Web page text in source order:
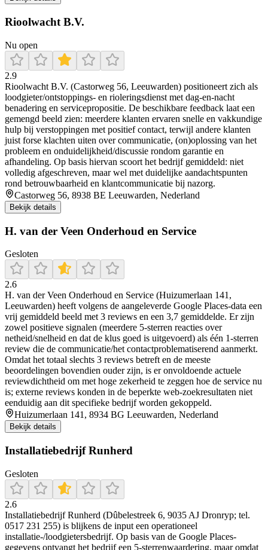
Rioolwacht B.V.
Nu open
2.9
Rioolwacht B.V. (Castorweg 56, Leeuwarden) positioneert zich als
loodgieter/ontstoppings- en rioleringsdienst met dag-en-nacht
benadering en servicepropositie. De beschikbare feedback laat een
gemengd beeld zien: meerdere klanten ervaren snelle en vakkundige
hulp bij verstoppingen met positief contact, terwijl andere klanten
juist forse klachten uiten over communicatie, (on)oplossing van het
probleem en onduidelijkheid/discussie rondom garantie en
afhandeling. Op basis hiervan scoort het bedrijf gemiddeld: niet
volledig afgeschreven, maar wel met duidelijke aandachtspunten
rond betrouwbaarheid en klantcommunicatie bij nazorg.
Castorweg 56, 8938 BE Leeuwarden, Nederland
Bekijk details
H. van der Veen Onderhoud en Service
Gesloten
2.6
H. van der Veen Onderhoud en Service (Huizumerlaan 141,
Leeuwarden) heeft volgens de aangeleverde Google Places-data een
vrij gemiddeld beeld met 3 reviews en een 3,7 gemiddelde. Er zijn
zowel positieve signalen (meerdere 5-sterren reacties over
netheid/snelheid en dat de klus goed is uitgevoerd) als één 1-sterren
review die de communicatie/het contactproblematiserend aanmerkt.
Omdat het totaal slechts 3 reviews betreft en de meeste
beoordelingen bovendien ouder zijn, is er onvoldoende actuele
reviewdichtheid om met hoge zekerheid te zeggen hoe de service nu
is; externe reviews konden in de beperkte web-zoekresultaten niet
eenduidig aan dit specifieke bedrijf worden gekoppeld.
Huizumerlaan 141, 8934 BG Leeuwarden, Nederland
Bekijk details
Installatiebedrijf Runherd
Gesloten
2.6
Installatiebedrijf Runherd (Dûbelestreek 6, 9035 AJ Dronryp; tel.
0517 231 255) is blijkens de input een operationeel
installatie-/loodgietersbedrijf. Op basis van de Google Places-
gegevens ontvangt het bedrijf een 5-sterrenwaardering, maar omdat